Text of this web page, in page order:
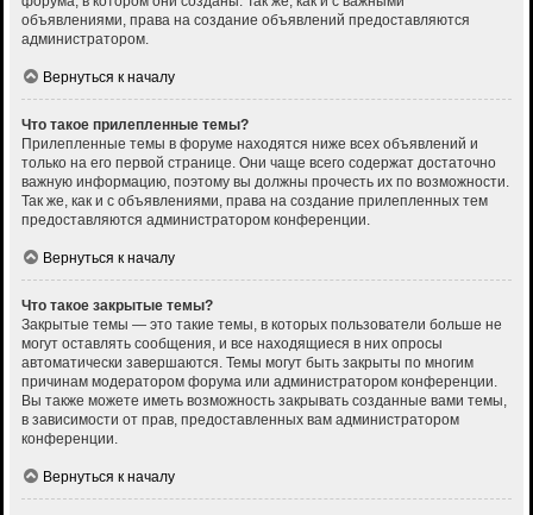
объявлениями, права на создание объявлений предоставляются
администратором.
Вернуться к началу
Что такое прилепленные темы?
Прилепленные темы в форуме находятся ниже всех объявлений и
только на его первой странице. Они чаще всего содержат достаточно
важную информацию, поэтому вы должны прочесть их по возможности.
Так же, как и с объявлениями, права на создание прилепленных тем
предоставляются администратором конференции.
Вернуться к началу
Что такое закрытые темы?
Закрытые темы — это такие темы, в которых пользователи больше не
могут оставлять сообщения, и все находящиеся в них опросы
автоматически завершаются. Темы могут быть закрыты по многим
причинам модератором форума или администратором конференции.
Вы также можете иметь возможность закрывать созданные вами темы,
в зависимости от прав, предоставленных вам администратором
конференции.
Вернуться к началу